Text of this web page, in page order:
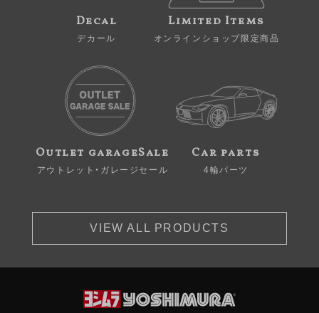
Decal
デカール
Limited Items
オンラインショップ限定商品
Outlet garageSale
アウトレット・ガレージセール
Car parts
4輪パーツ
VIEW ALL PRODUCTS